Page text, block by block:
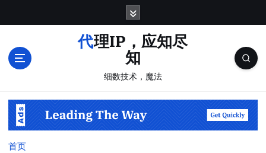
代理IP，应知尽
知
细数技术，魔法
首页